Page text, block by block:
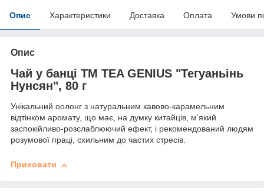
Опис Характеристики Доставка Оплата Умови
Опис
Чай у банці TM TEA GENIUS "Тегуаньінь
Нунсян", 80 г
Унікальний оолонг з натуральним кавово-карамельним
відтінком аромату, що має, на думку китайців, м'який
заспокійливо-розслаблюючий ефект, і рекомендований людям
розумової праці, схильним до частих стресів.
Приховати